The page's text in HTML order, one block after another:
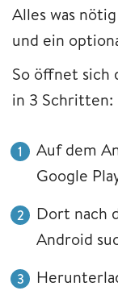
Alles was
und ein
So öffnet sich
in 3 Schritten:
Auf dem
Google
Dort nach
Android